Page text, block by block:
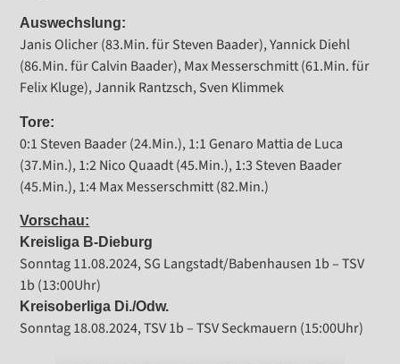
Auswechslung:
Janis Olicher (83.Min. für Steven Baader), Yannick Diehl
(86.Min. für Calvin Baader), Max Messerschmitt (61.Min. für
Felix Kluge), Jannik Rantzsch, Sven Klimmek
Tore:
0:1 Steven Baader (24.Min.), 1:1 Genaro Mattia de Luca
(37.Min.), 1:2 Nico Quaadt (45.Min.), 1:3 Steven Baader
(45.Min.), 1:4 Max Messerschmitt (82.Min.)
Vorschau:
Kreisliga B-Dieburg
Sonntag 11.08.2024, SG Langstadt/Babenhausen 1b – TSV
1b (13:00Uhr)
Kreisoberliga Di./Odw.
Sonntag 18.08.2024, TSV 1b – TSV Seckmauern (15:00Uhr)